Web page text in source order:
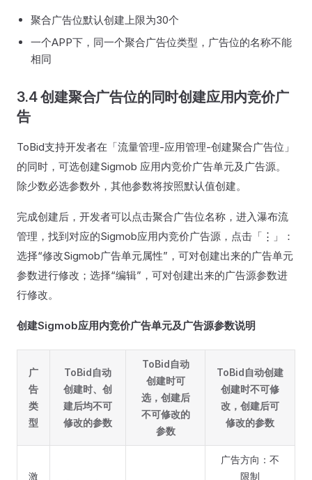
聚合广告位默认创建上限为30个
一个APP下，同一个聚合广告位类型，广告位的名称不能
相同
3.4 创建聚合广告位的同时创建应用内竞价广
告
ToBid支持开发者在「流量管理-应用管理-创建聚合广告位」
的同时，可选创建Sigmob 应用内竞价广告单元及广告源。
除少数必选参数外，其他参数将按照默认值创建。
完成创建后，开发者可以点击聚合广告位名称，进入瀑布流
管理，找到对应的Sigmob应用内竞价广告源，点击「⋮」：
选择“修改Sigmob广告单元属性”，可对创建出来的广告单元
参数进行修改；选择“编辑”，可对创建出来的广告源参数进
行修改。
创建Sigmob应用内竞价广告单元及广告源参数说明
广
告
类
型
ToBid自动
创建时、创
建后均不可
修改的参数
ToBid自动
创建时可
选，创建后
不可修改的
参数
ToBid自动创建
创建时不可修
改，创建后可
修改的参数
激
广告方向：不
限制